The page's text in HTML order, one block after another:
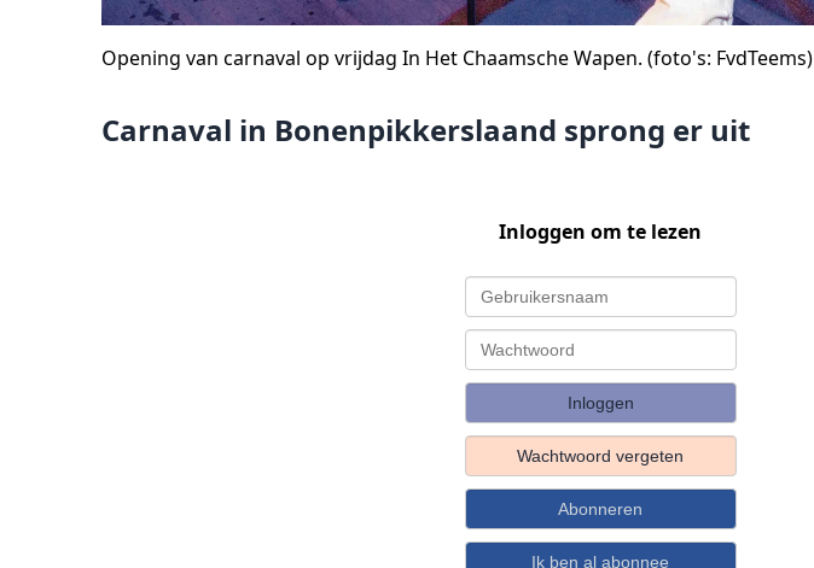
Opening van carnaval op vrijdag In Het Chaamsche Wapen. (foto's: FvdTeems)
Carnaval in Bonenpikkerslaand sprong er uit
Inloggen om te lezen